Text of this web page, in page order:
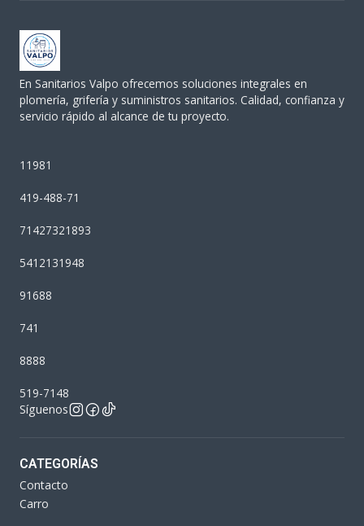
En Sanitarios Valpo ofrecemos soluciones integrales en
plomería, grifería y suministros sanitarios. Calidad, confianza y
servicio rápido al alcance de tu proyecto.
11981
419-488-71
71427321893
5412131948
91688
741
8888
519-7148
Síguenos
CATEGORÍAS
Contacto
Carro